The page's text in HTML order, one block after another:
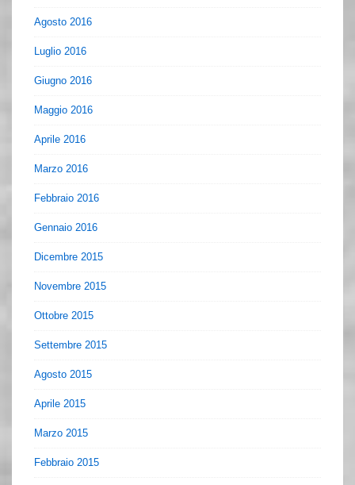
Agosto 2016
Luglio 2016
Giugno 2016
Maggio 2016
Aprile 2016
Marzo 2016
Febbraio 2016
Gennaio 2016
Dicembre 2015
Novembre 2015
Ottobre 2015
Settembre 2015
Agosto 2015
Aprile 2015
Marzo 2015
Febbraio 2015